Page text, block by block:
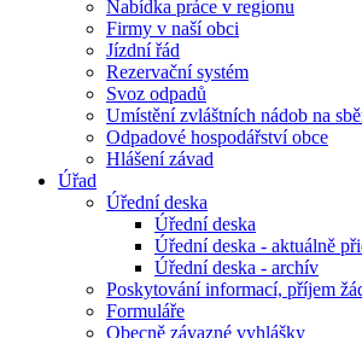
Nabídka práce v regionu
Firmy v naší obci
Jízdní řád
Rezervační systém
Svoz odpadů
Umístění zvláštních nádob na
Odpadové hospodářství obce
Hlášení závad
Úřad
Úřední deska
Úřední deska
Úřední deska - aktuálně
Úřední deska - archív
Poskytování informací, příjem
Formuláře
Obecně závazné vyhlášky